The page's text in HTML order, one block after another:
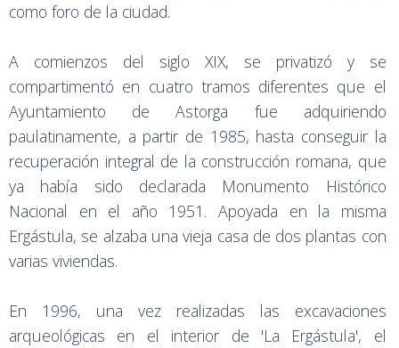
como foro de la ciudad.
A comienzos del siglo XIX, se privatizó y se
compartimentó en cuatro tramos diferentes que el
Ayuntamiento de Astorga fue adquiriendo
paulatinamente, a partir de 1985, hasta conseguir la
recuperación integral de la construcción romana, que
ya había sido declarada Monumento Histórico
Nacional en el año 1951. Apoyada en la misma
Ergástula, se alzaba una vieja casa de dos plantas con
varias viviendas.
En 1996, una vez realizadas las excavaciones
arqueológicas en el interior de 'La Ergástula', el